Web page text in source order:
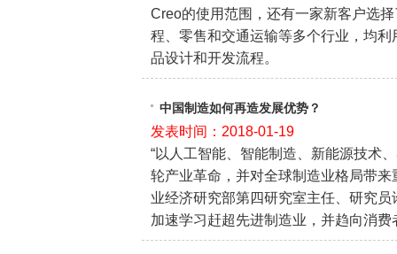
Creo的使用范围，还有一家新客户选
程、零售和交通运输等多个行业，均
品设计和开发流程。
中国制造如何再造发展优势？
发表时间：2018-01-19
“以人工智能、智能制造、新能源技术
轮产业革命，并对全球制造业格局带
业经济研究部第四研究室主任、研究
加速学习赶超先进制造业，并趋向消